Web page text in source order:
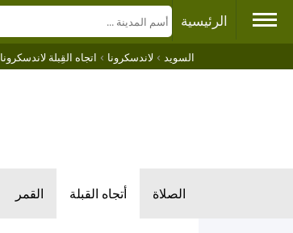
الرئيسية
السويد › لاندسكرونا › اتجاه القِبلة لاندسكرونا
الصلاة أتجاه القبلة القمر